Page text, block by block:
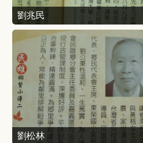
劉兆民
劉松林